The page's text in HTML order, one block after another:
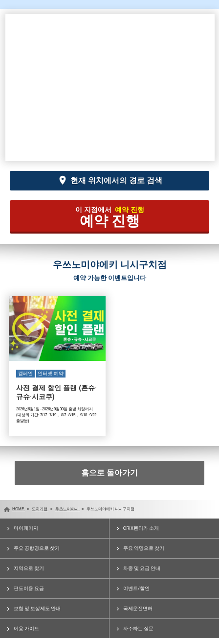
현재 위치에서의 경로 검색
이 지점에서 예약 진행
예약 진행
우쓰노미야에키 니시구치점
예약 가능한 이벤트입니다
캠페인 인터넷 예약
사전 결제 할인 플랜 (혼슈·
규슈·시코쿠)
2026년6월1일~2026년9월30일 출발 차량까지
(대상외 기간: 7/17~7/19， 8/7~8/15， 9/18~9/22
출발분)
홈으로 돌아가기
HOME 도치기현 우츠노미야시 우쓰노미야에키 니시구치점
마이페이지 ORIX렌터카 소개
주요 공항명으로 찾기 주요 역명으로 찾기
지역으로 찾기 차종 및 요금 안내
편도이용 요금 이벤트/할인
보험 및 보상제도 안내 국제운전면허
이용 가이드 자주하는 질문